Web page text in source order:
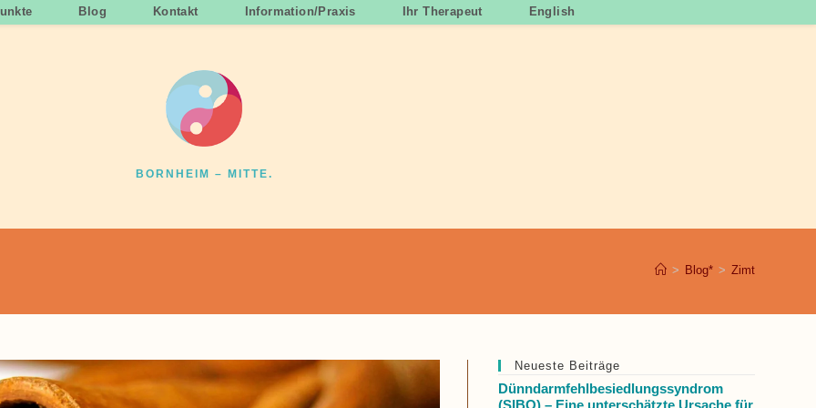
Blog Kontakt Information/Praxis Ihr Therapeut English
BORNHEIM – MITTE.
> Blog* > Zimt
Neueste Beiträge
Dünndarmfehlbesiedlungssyndrom
(SIBO) – Eine unterschätzte Ursache für